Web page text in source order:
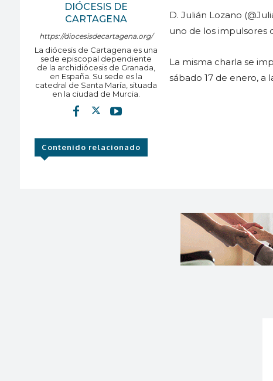
DIÓCESIS DE
CARTAGENA
https://diocesisdecartagena.org/
La diócesis de Cartagena es una
sede episcopal dependiente
de la archidiócesis de Granada,
en España. Su sede es la
catedral de Santa María, situada
en la ciudad de Murcia.
D. Julián Lozano
uno de los impulsores
La misma charla se
sábado 17 de enero, a
Contenido relacionado